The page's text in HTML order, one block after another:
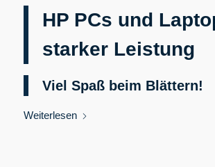
HP PCs und
starker Leistung
Viel Spaß beim Blättern!
Weiterlesen